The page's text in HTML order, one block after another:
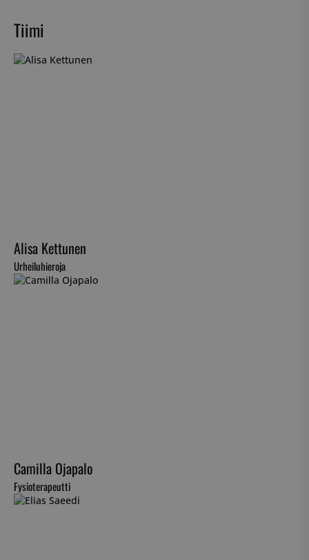
Tiimi
Alisa Kettunen
Urheiluhieroja
Camilla Ojapalo
Fysioterapeutti